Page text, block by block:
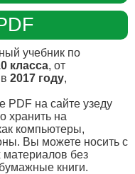
учебник по
класса, от
в 2017 году,
PDF на сайте узеду
хранить на
компьютеры,
Вы можете носить с
материалов без
книги.